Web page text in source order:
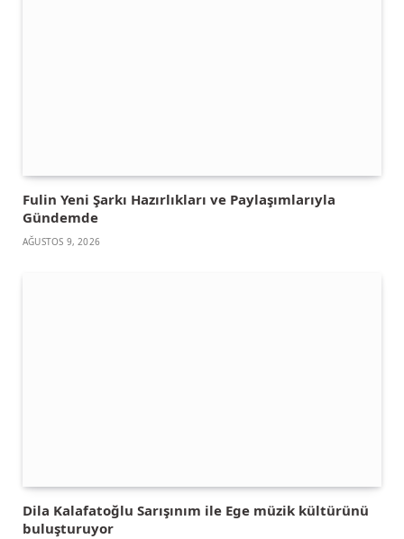
Fulin Yeni Şarkı Hazırlıkları ve Paylaşımlarıyla
Gündemde
AĞUSTOS 9, 2026
Dila Kalafatoğlu Sarışınım ile Ege müzik kültürünü
buluşturuyor